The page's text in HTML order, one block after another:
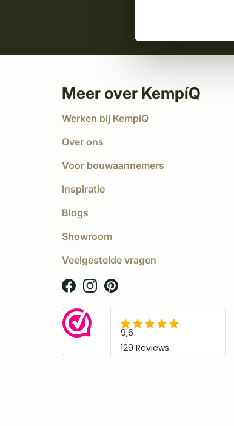
Meer over KempíQ
Werken bij KempíQ
Over ons
Voor bouwaannemers
Inspiratie
Blogs
Showroom
Veelgestelde vragen